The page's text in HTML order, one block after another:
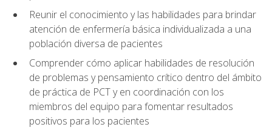
Reunir el conocimiento y las habilidades para brindar
atención de enfermería básica individualizada a una
población diversa de pacientes
Comprender cómo aplicar habilidades de resolución
de problemas y pensamiento crítico dentro del ámbito
de práctica de PCT y en coordinación con los
miembros del equipo para fomentar resultados
positivos para los pacientes